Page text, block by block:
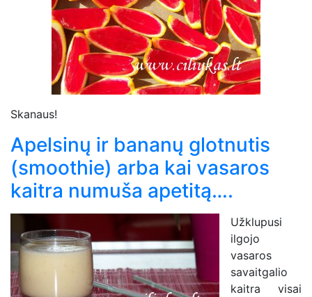
Skanaus!
Apelsinų ir bananų glotnutis
(smoothie) arba kai vasaros
kaitra numuša apetitą….
Užklupusi
ilgojo
vasaros
savaitgalio
kaitra visai